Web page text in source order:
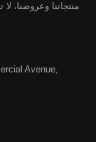
منتجاتنا وعروضنا، لا
Avenue,